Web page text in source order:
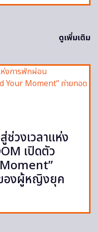
ดูเพิ่มเติม
ช่วงเวลาแห่ง
เปิดตัว
องผู้หญิงยุค